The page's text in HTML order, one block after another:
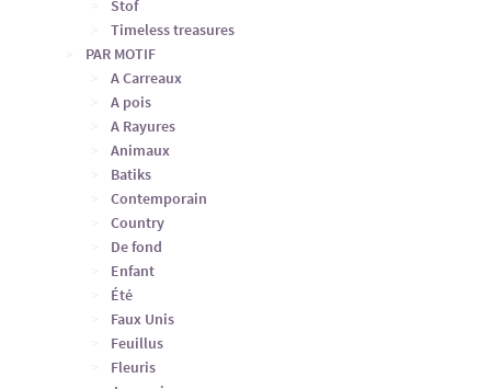
Stof
Timeless treasures
PAR MOTIF
A Carreaux
A pois
A Rayures
Animaux
Batiks
Contemporain
Country
De fond
Enfant
Été
Faux Unis
Feuillus
Fleuris